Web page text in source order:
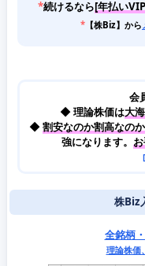
*続けるなら[年払い
* 【株Biz】から
会
◆ 理論株価は大
◆割安なのか割高なのか
強になります。
株Biz
全銘柄
理論株価